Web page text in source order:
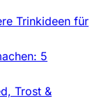
Trinkideen für
5
Trost &